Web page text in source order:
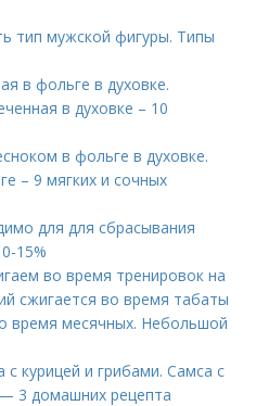
тип мужской фигуры. Типы
в фольге в духовке.
в духовке – 10
в фольге в духовке.
– 9 мягких и сочных
для для сбрасывания
15%
во время тренировок на
сжигается во время табаты
время месячных. Небольшой
с курицей и грибами. Самса с
3 домашних рецепта